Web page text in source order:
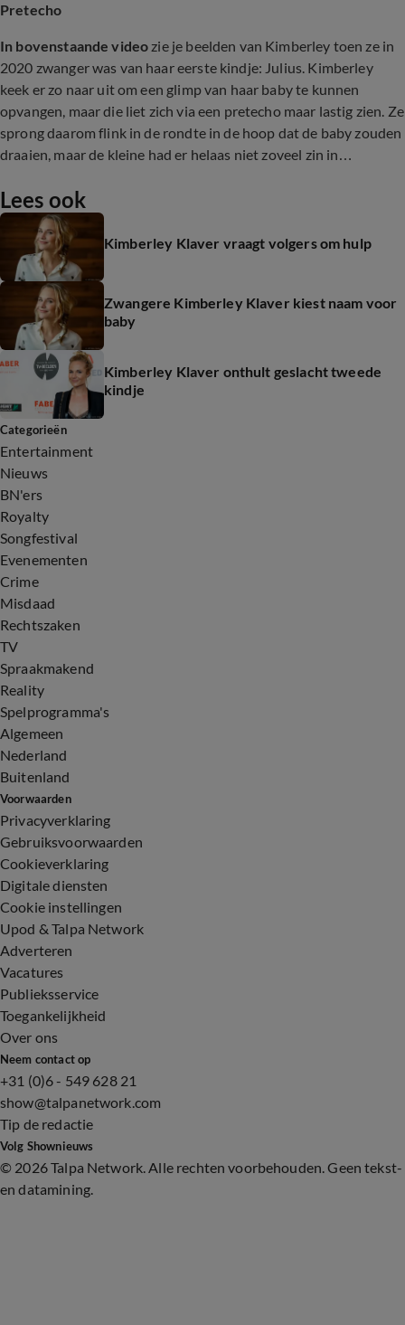
Pretecho
In bovenstaande video zie je beelden van Kimberley toen ze in
2020 zwanger was van haar eerste kindje: Julius. Kimberley
keek er zo naar uit om een glimp van haar baby te kunnen
opvangen, maar die liet zich via een pretecho maar lastig zien. Ze
sprong daarom flink in de rondte in de hoop dat de baby zouden
draaien, maar de kleine had er helaas niet zoveel zin in…
Lees ook
Kimberley Klaver vraagt volgers om hulp
Zwangere Kimberley Klaver kiest naam voor
baby
Kimberley Klaver onthult geslacht tweede
kindje
Categorieën
Entertainment
Nieuws
BN'ers
Royalty
Songfestival
Evenementen
Crime
Misdaad
Rechtszaken
TV
Spraakmakend
Reality
Spelprogramma's
Algemeen
Nederland
Buitenland
Voorwaarden
Privacyverklaring
Gebruiksvoorwaarden
Cookieverklaring
Digitale diensten
Cookie instellingen
Upod & Talpa Network
Adverteren
Vacatures
Publieksservice
Toegankelijkheid
Over ons
Neem contact op
+31 (0)6 - 549 628 21
show@talpanetwork.com
Tip de redactie
Volg Shownieuws
© 2026 Talpa Network. Alle rechten voorbehouden. Geen tekst-
en datamining.